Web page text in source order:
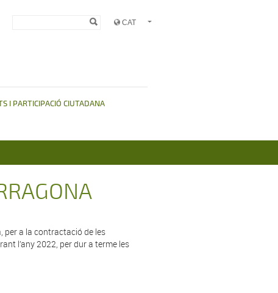
I PARTICIPACIÓ CIUTADANA
per a la contractació de les
l’any 2022, per dur a terme les